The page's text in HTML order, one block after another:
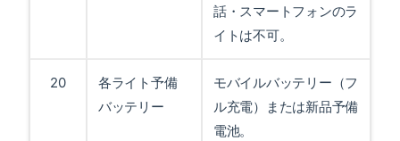
話・スマートフォンのラ
イトは不可。
20
各ライト予備
バッテリー
モバイルバッテリー（フ
ル充電）または新品予備
電池。